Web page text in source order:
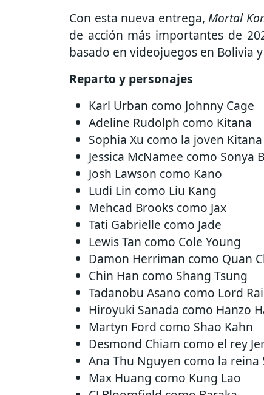
Con esta nueva entrega,Mortal
de acción más importantes de
basado en videojuegos en Bolivia
Reparto y personajes
Karl Urban como Johnny Cage
Adeline Rudolph como Kitana
Sophia Xu como la joven Kitana
Jessica McNamee como Sonya
Josh Lawson como Kano
Ludi Lin como Liu Kang
Mehcad Brooks como Jax
Tati Gabrielle como Jade
Lewis Tan como Cole Young
Damon Herriman como Quan
Chin Han como Shang Tsung
Tadanobu Asano como Lord
Hiroyuki Sanada como Hanzo
Martyn Ford como Shao Kahn
Desmond Chiam como el rey
Ana Thu Nguyen como la reina
Max Huang como Kung Lao